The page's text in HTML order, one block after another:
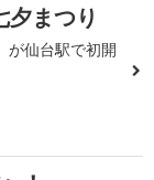
夕まつり
が仙台駅で初開